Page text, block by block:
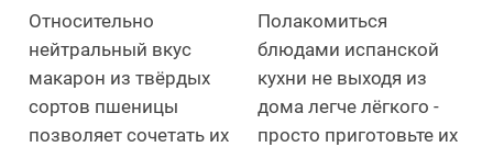
Относительно
нейтральный вкус
макарон из твёрдых
сортов пшеницы
позволяет сочетать их
Полакомиться
блюдами испанской
кухни не выходя из
дома легче лёгкого -
просто приготовьте их